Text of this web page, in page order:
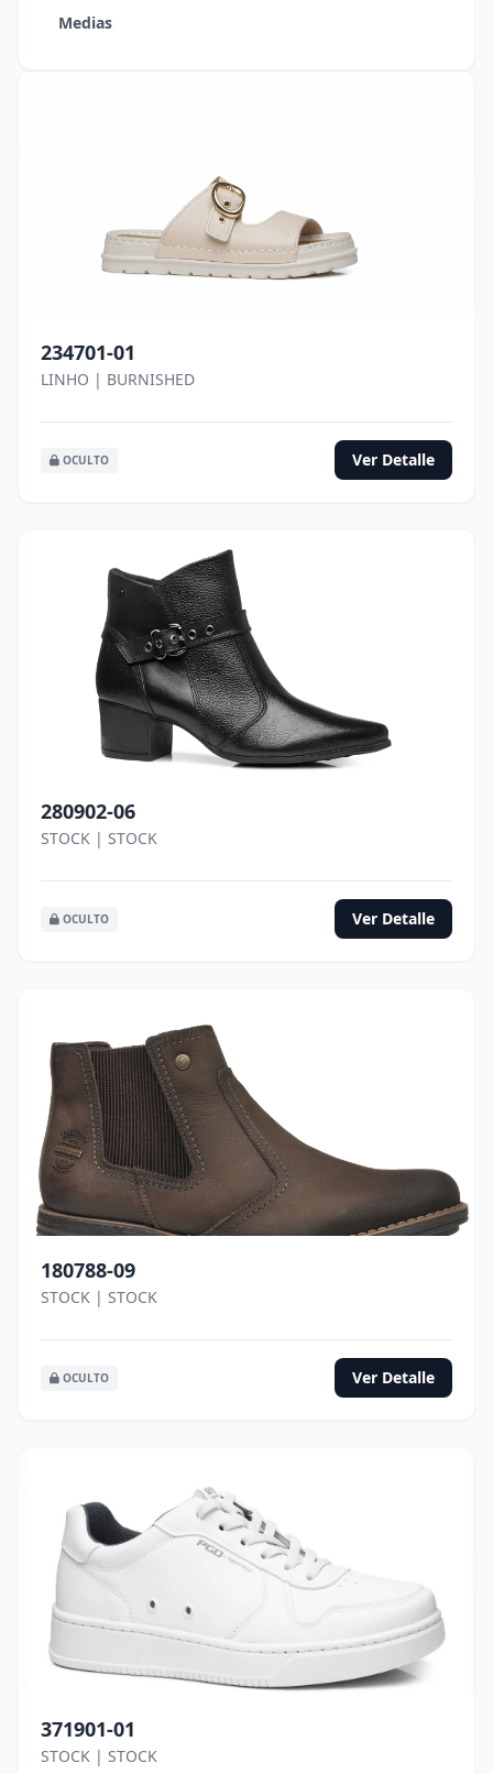
Medias
234701-01
LINHO | BURNISHED
OCULTO Ver Detalle
280902-06
STOCK | STOCK
OCULTO Ver Detalle
180788-09
STOCK | STOCK
OCULTO Ver Detalle
371901-01
STOCK | STOCK